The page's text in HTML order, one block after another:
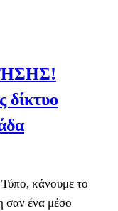
δίκτυο
Τύπο, κάνουμε το
σαν ένα μέσο